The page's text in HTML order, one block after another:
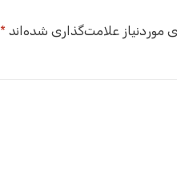
علامت‌گذاری شده‌اند*